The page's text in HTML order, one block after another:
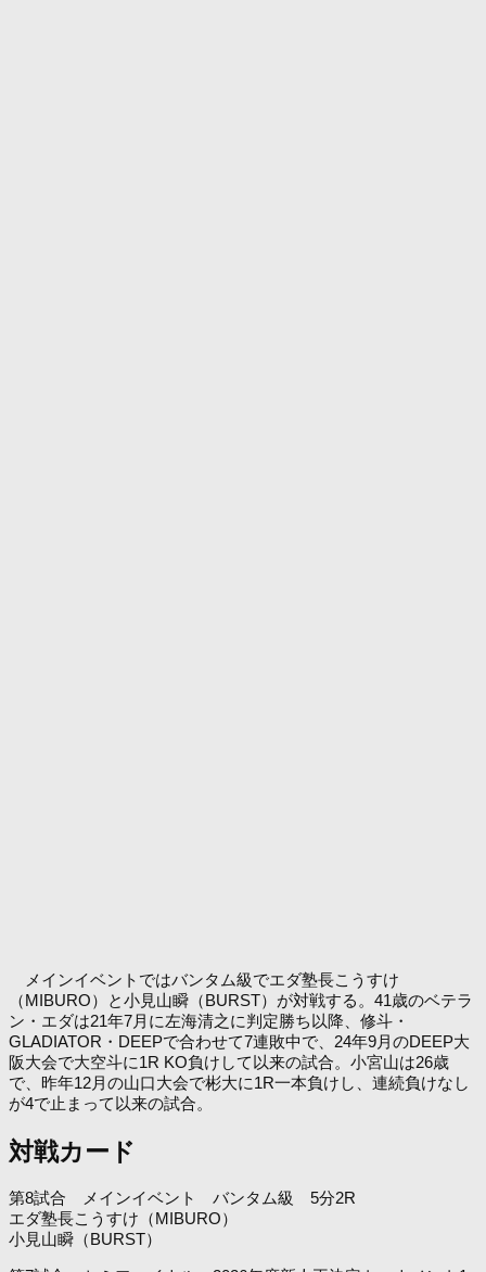
メインイベントではバンタム級でエダ塾長こうすけ
（MIBURO）と小見山瞬（BURST）が対戦する。41歳のベテラ
ン・エダは21年7月に左海清之に判定勝ち以降、修斗・
GLADIATOR・DEEPで合わせて7連敗中で、24年9月のDEEP大
阪大会で大空斗に1R KO負けして以来の試合。小宮山は26歳
で、昨年12月の山口大会で彬大に1R一本負けし、連続負けなし
が4で止まって以来の試合。
対戦カード
第8試合 メインイベント バンタム級 5分2R
エダ塾長こうすけ（MIBURO）
小見山瞬（BURST）